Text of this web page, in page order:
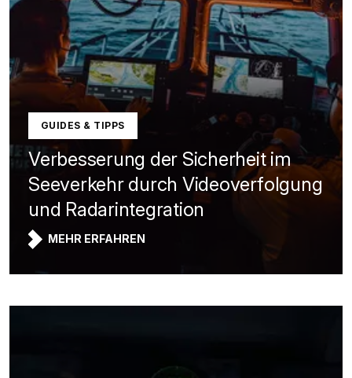
GUIDES & TIPPS
Verbesserung der Sicherheit im
Seeverkehr durch Videoverfolgung
und Radarintegration
MEHR ERFAHREN